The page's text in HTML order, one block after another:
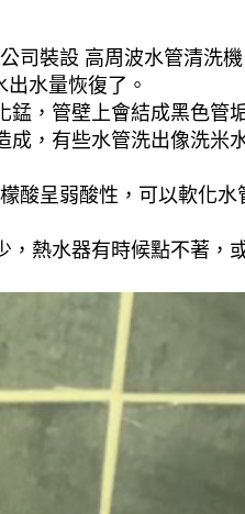
司裝設 高周波水管清洗
水量恢復了。
，管壁上會結成黑色管
，有些水管洗出像洗米
酸呈弱酸性，可以軟化
熱水器有時候點不著，